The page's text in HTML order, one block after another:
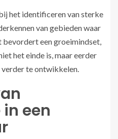
het identificeren van sterke
van gebieden waar
een groeimindset,
het einde is, maar eerder
verder te ontwikkelen.
een